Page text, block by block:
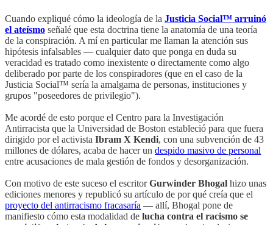
Cuando expliqué cómo la ideología de la Justicia Social™ arruinó
el ateísmo señalé que esta doctrina tiene la anatomía de una teoría
de la conspiración. A mí en particular me llaman la atención sus
hipótesis infalsables — cualquier dato que ponga en duda su
veracidad es tratado como inexistente o directamente como algo
deliberado por parte de los conspiradores (que en el caso de la
Justicia Social™ sería la amalgama de personas, instituciones y
grupos "poseedores de privilegio").
Me acordé de esto porque el Centro para la Investigación
Antirracista que la Universidad de Boston estableció para que fuera
dirigido por el activista Ibram X Kendi, con una subvención de 43
millones de dólares, acaba de hacer un despido masivo de personal
entre acusaciones de mala gestión de fondos y desorganización.
Con motivo de este suceso el escritorGurwinder Bhogal hizo unas
ediciones menores y republicó su artículo de por qué creía que el
proyecto del antirracismo fracasaría — allí, Bhogal pone de
manifiesto cómo esta modalidad de lucha contra el racismo se